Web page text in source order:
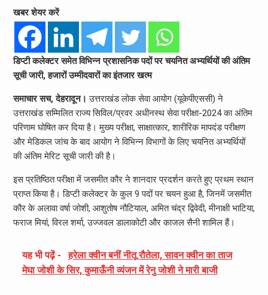
खबर शेयर करें
डिप्टी कलेक्टर समेत विभिन्न प्रशासनिक पदों पर चयनित अभ्यर्थियों की अंतिम
सूची जारी, हजारों उम्मीदवारों का इंतजार खत्म
समाचार सच, देहरादून। उत्तराखंड लोक सेवा आयोग (यूकेपीएससी) ने
उत्तराखंड सम्मिलित राज्य सिविल/प्रवर अधीनस्थ सेवा परीक्षा-2024 का अंतिम
परिणाम घोषित कर दिया है। मुख्य परीक्षा, साक्षात्कार, शारीरिक मापदंड परीक्षण
और मेडिकल जांच के बाद आयोग ने विभिन्न विभागों के लिए चयनित अभ्यर्थियों
की अंतिम मेरिट सूची जारी की है।
इस प्रतिष्ठित परीक्षा में जसमीत कौर ने शानदार प्रदर्शन करते हुए प्रथम स्थान
प्राप्त किया है। डिप्टी कलेक्टर के कुल 9 पदों पर चयन हुआ है, जिनमें जसमीत
कौर के अलावा वर्षा जोशी, आशुतोष नौटियाल, अमित चंद्र द्विवेदी, मीनाक्षी भाटिया,
फराज मियां, विरल शर्मा, उज्जवल डालाकोटी और काजल सैनी शामिल हैं।
यह भी पढ़ें -
हरेला क्वीन बनीं नीतू रौतेला, सावन क्वीन का ताज
मेघा जोशी के सिर, कुमाऊँनी व्यंजन में रेनु जोशी ने मारी बाजी